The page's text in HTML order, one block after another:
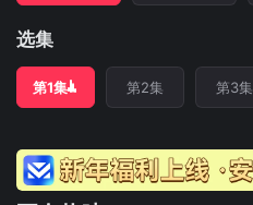
选集
第1集 第2集 第3集